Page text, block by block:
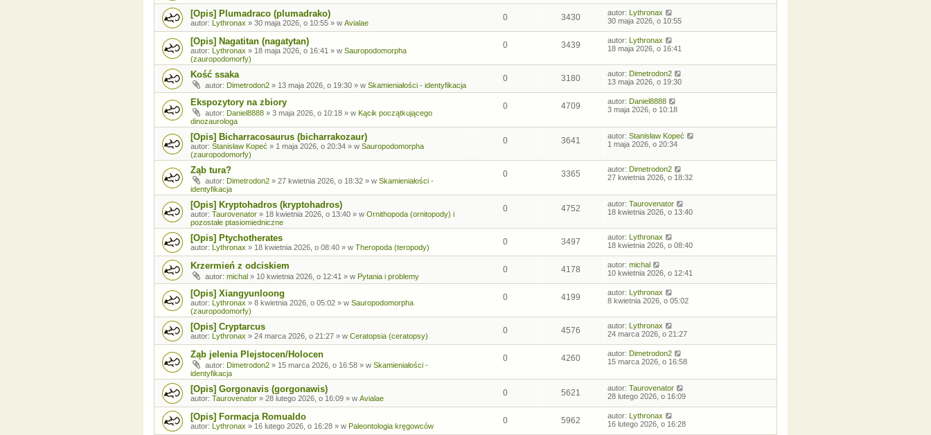
[Opis] Plumadraco (plumadrako)
autor: Lythronax » 30 maja 2026, o 10:55 » w Avialae
0 3430 autor: Lythronax
30 maja 2026, o 10:55
[Opis] Nagatitan (nagatytan)
autor: Lythronax » 18 maja 2026, o 16:41 » w Sauropodomorpha
(zauropodomorfy)
0 3439 autor: Lythronax
18 maja 2026, o 16:41
Kość ssaka
autor: Dimetrodon2 » 13 maja 2026, o 19:30 » w Skamieniałości - identyfikacja
0 3180 autor: Dimetrodon2
13 maja 2026, o 19:30
Ekspozytory na zbiory
autor: Daniel8888 » 3 maja 2026, o 10:18 » w Kącik początkującego
dinozaurologa
0 4709 autor: Daniel8888
3 maja 2026, o 10:18
[Opis] Bicharracosaurus (bicharrakozaur)
autor: Stanisław Kopeć » 1 maja 2026, o 20:34 » w Sauropodomorpha
(zauropodomorfy)
0 3641 autor: Stanisław Kopeć
1 maja 2026, o 20:34
Ząb tura?
autor: Dimetrodon2 » 27 kwietnia 2026, o 18:32 » w Skamieniałości -
identyfikacja
0 3365 autor: Dimetrodon2
27 kwietnia 2026, o 18:32
[Opis] Kryptohadros (kryptohadros)
autor: Taurovenator » 18 kwietnia 2026, o 13:40 » w Ornithopoda (ornitopody) i
pozostałe ptasiomiedniczne
0 4752 autor: Taurovenator
18 kwietnia 2026, o 13:40
[Opis] Ptychotherates
autor: Lythronax » 18 kwietnia 2026, o 08:40 » w Theropoda (teropody)
0 3497 autor: Lythronax
18 kwietnia 2026, o 08:40
Krzermień z odciskiem
autor: michal » 10 kwietnia 2026, o 12:41 » w Pytania i problemy
0 4178 autor: michal
10 kwietnia 2026, o 12:41
[Opis] Xiangyunloong
autor: Lythronax » 8 kwietnia 2026, o 05:02 » w Sauropodomorpha
(zauropodomorfy)
0 4199 autor: Lythronax
8 kwietnia 2026, o 05:02
[Opis] Cryptarcus
autor: Lythronax » 24 marca 2026, o 21:27 » w Ceratopsia (ceratopsy)
0 4576 autor: Lythronax
24 marca 2026, o 21:27
Ząb jelenia Plejstocen/Holocen
autor: Dimetrodon2 » 15 marca 2026, o 16:58 » w Skamieniałości -
identyfikacja
0 4260 autor: Dimetrodon2
15 marca 2026, o 16:58
[Opis] Gorgonavis (gorgonawis)
autor: Taurovenator » 28 lutego 2026, o 16:09 » w Avialae
0 5621 autor: Taurovenator
28 lutego 2026, o 16:09
[Opis] Formacja Romualdo
autor: Lythronax » 16 lutego 2026, o 16:28 » w Paleontologia kręgowców
0 5962 autor: Lythronax
16 lutego 2026, o 16:28